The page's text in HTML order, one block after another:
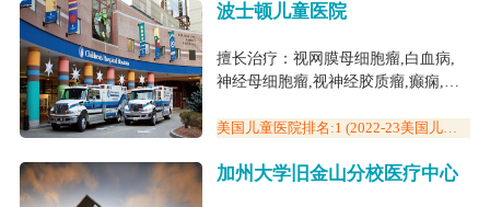
症,白血病(儿童)
波士顿儿童医院
擅长治疗：视网膜母细胞瘤,白血病,
神经母细胞瘤,视神经胶质瘤,癫痫,小
脏病
美国儿童医院排名:1 (2022-23美国儿童
加州大学旧金山分校医疗中心